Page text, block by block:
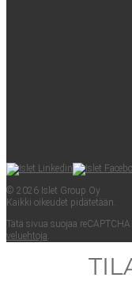
© 2026 Islet Group Oy
Kaik­ki oikeu­det pidätetään.
Tätä sivua suo­jaa
ve­lueh­to­ja.